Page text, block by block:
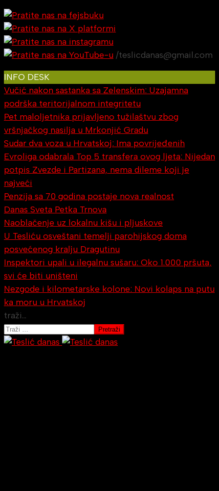
/teslicdanas@gmail.com
INFO DESK
Vučić nakon sastanka sa Zelenskim: Uzajamna
podrška teritorijalnom integritetu
Pet maloljetnika prijavljeno tužilaštvu zbog
vršnjačkog nasilja u Mrkonjić Gradu
Sudar dva voza u Hrvatskoj: Ima povrijeđenih
Evroliga odabrala Top 5 transfera ovog ljeta: Nijedan
potpis Zvezde i Partizana, nema dileme koji je
najveći
Penzija sa 70 godina postaje nova realnost
Danas Sveta Petka Trnova
Naoblačenje uz lokalnu kišu i pljuskove
U Tesliću osveštani temelji parohijskog doma
posvećenog kralju Dragutinu
Inspektori upali u ilegalnu sušaru: Oko 1.000 pršuta,
svi će biti uništeni
Nezgode i kilometarske kolone: Novi kolaps na putu
ka moru u Hrvatskoj
traži...
Pretraži